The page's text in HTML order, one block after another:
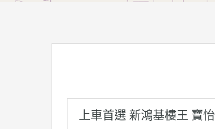
上車首選 新鴻基樓王 寶